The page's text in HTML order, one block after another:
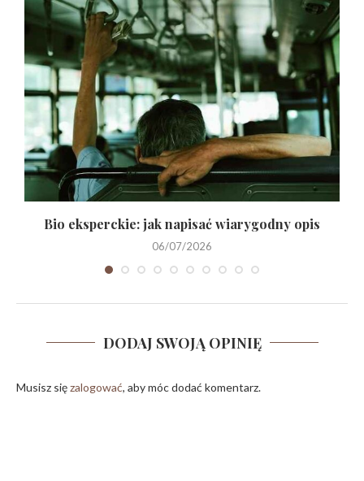
Bio eksperckie: jak napisać wiarygodny opis
06/07/2026
DODAJ SWOJĄ OPINIĘ
Musisz sięzalogować, aby móc dodać komentarz.